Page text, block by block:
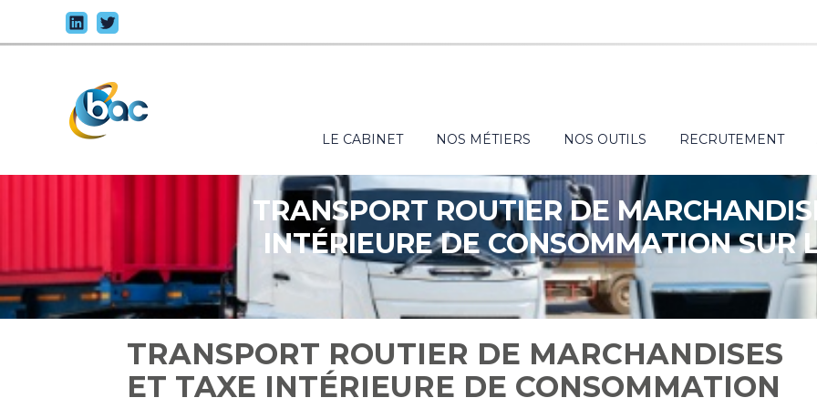
au
Principal
LE CABINET NOS MÉTIERS NOS OUTILS RECRUTEMENT
TRANSPORT ROUTIER DE
INTÉRIEURE DE CONSOMMATION SUR
TRANSPORT ROUTIER DE MARCHANDISES
ET TAXE INTÉRIEURE DE CONSOMMATION